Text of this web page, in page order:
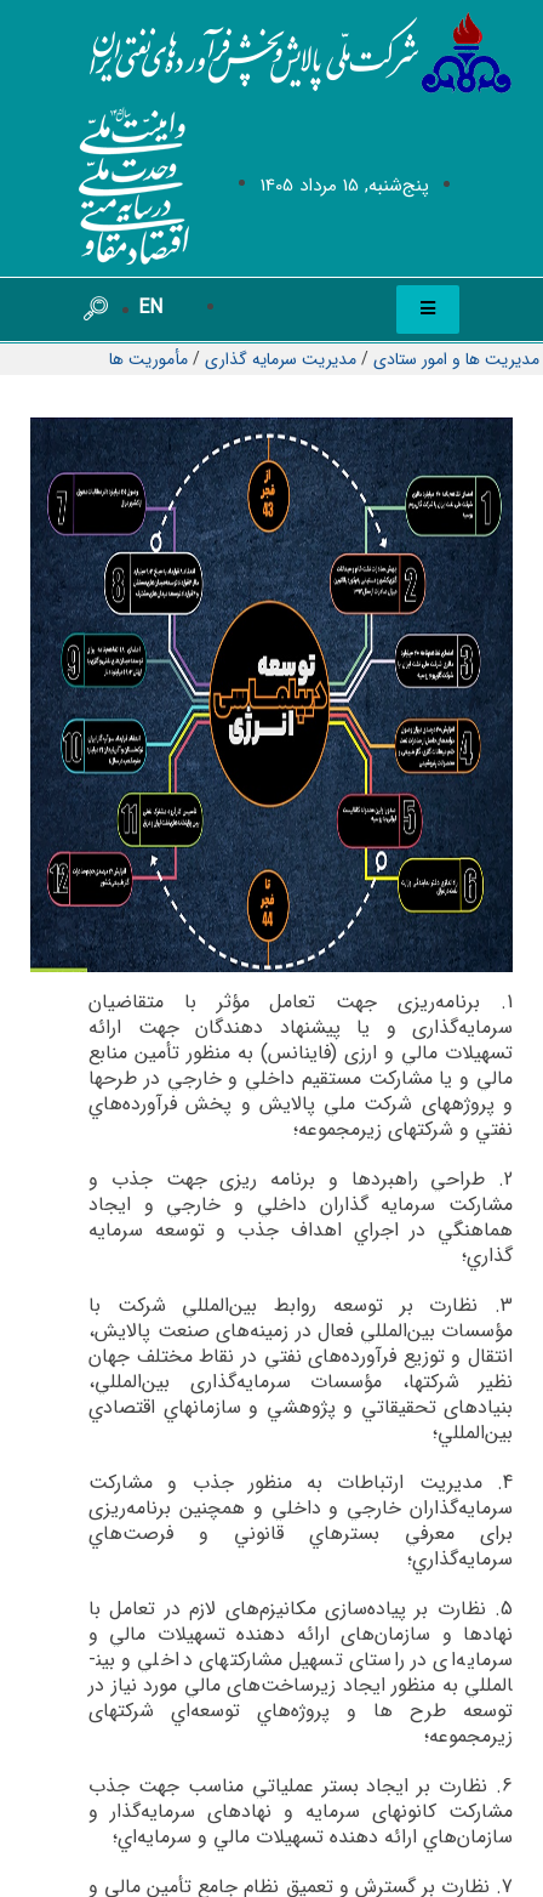
پنج‌شنبه, 15 مرداد 1405
EN
مدیریت ها و امور ستادی/مدیریت سرمایه گذاری/مأموریت ها
1.
برنامه‌ريزي جهت تعامل مؤثر با متقاضيان
سرمايه‌گذاري و يا پيشنهاد دهندگان جهت ارائه
تسهيلات مالي و ارزي (فاينانس) به منظور تأمين منابع
مالي و يا مشاركت مستقيم داخلي و خارجي در طرح­ها
و پروژه­هاي شركت ملي پالايش و پخش فرآورده‌هاي
نفتي و شرکت­های زیرمجموعه؛
2.
طراحي راهبردها و برنامه ­ريزي جهت جذب و
مشاركت سرمايه گذاران داخلي و خارجي و ايجاد
هماهنگي در اجراي اهداف جذب و توسعه سرمايه
گذاري؛
3.
نظارت بر توسعه روابط بين‌المللي شركت با
مؤسسات بين‌المللي فعال در زمينه‌هاي صنعت پالايش،
انتقال و توزيع فرآورده‌هاي نفتي در نقاط مختلف جهان
نظير شركت­ها، مؤسسات سرمايه‌گذاري بين‌المللي،
بنيادهاي تحقيقاتي و پژوهشي و سازمان­هاي اقتصادي
بين‌المللي؛
4.
مديريت ارتباطات به منظور جذب و مشاركت
سرمايه‌گذاران خارجي و داخلي و همچنين برنامه‌ريزي
براي معرفي بسترهاي قانوني و فرصت‌هاي
سرمايه‌گذاري؛
5. نظارت بر پياده‌سازي مكانيزم‌هاي لازم در تعامل با
نهادها و سازمان‌هاي ارائه دهنده تسهيلات مالي و
سرمايه‌اي در راستاي تسهيل مشاركت­هاي داخلي و بين­
المللي به منظور ايجاد زيرساخت‌هاي مالي مورد نياز در
توسعه طرح ها و پروژه‌هاي توسعه‌اي شركت­های
زیرمجموعه؛
6. نظارت بر ايجاد بستر عملياتي مناسب جهت جذب
مشاركت كانون­هاي سرمايه و نهادهاي سرمايه‌گذار و
سازمان‌هاي ارائه دهنده تسهيلات مالي و سرمايه‌اي؛
7. نظارت بر گسترش و تعميق نظام جامع تأمين مالی و